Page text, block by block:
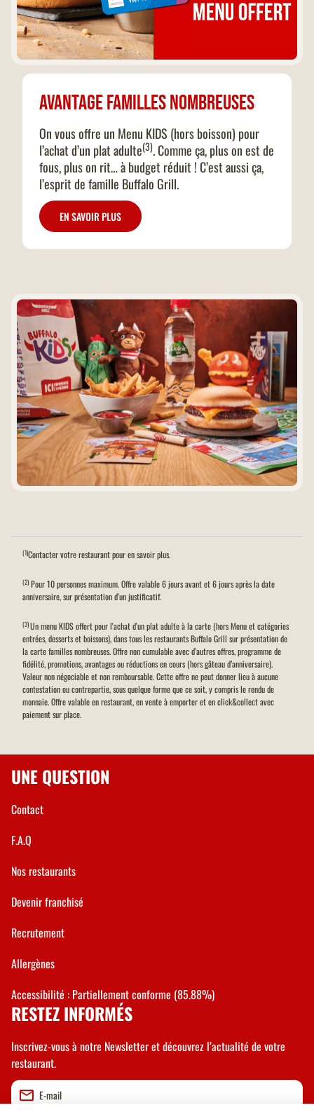
Avantage familles nombreuses
On vous offre un Menu KIDS (hors boisson) pour
l’achat d’un plat adulte(3). Comme ça, plus on est de
fous, plus on rit… à budget réduit ! C’est aussi ça,
l’esprit de famille Buffalo Grill.
EN SAVOIR PLUS
(1)Contacter votre restaurant pour en savoir plus.
(2) Pour 10 personnes maximum. Offre valable 6 jours avant et 6 jours après la date
anniversaire, sur présentation d'un justificatif.
(3)Un menu KIDS offert pour l'achat d'un plat adulte à la carte (hors Menu et catégories
entrées, desserts et boissons), dans tous les restaurants Buffalo Grill sur présentation de
la carte familles nombreuses. Offre non cumulable avec d’autres offres, programme de
fidélité, promotions, avantages ou réductions en cours (hors gâteau d’anniversaire).
Valeur non négociable et non remboursable. Cette offre ne peut donner lieu à aucune
contestation ou contrepartie, sous quelque forme que ce soit, y compris le rendu de
monnaie. Offre valable en restaurant, en vente à emporter et en click&collect avec
paiement sur place.
UNE QUESTION
Contact
F.A.Q
Nos restaurants
Devenir franchisé
Recrutement
Allergènes
Accessibilité : Partiellement conforme (85.88%)
RESTEZ INFORMÉS
Inscrivez-vous à notre Newsletter et découvrez l’actualité de votre
restaurant.